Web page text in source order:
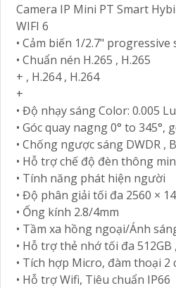
Camera IP Mini PT Smart
WIFI 6
• Cảm biến 1/2.7" progressive
• Chuẩn nén H.265 , H.265
+ , H.264 , H.264
+
• Độ nhạy sáng Color: 0.005
• Góc quay nagng 0° to 345°,
• Chống ngược sáng DWDR ,
• Hỗ trợ chế độ đèn thông
• Tính năng phát hiện người
• Độ phân giải tối đa 2560 ×
• Ống kính 2.8/4mm
• Tầm xa hồng ngoại/Ánh
• Hỗ trợ thẻ nhớ tối đa
• Tích hợp Micro, đàm thoại 2
• Hỗ trợ Wifi, Tiêu chuẩn IP66